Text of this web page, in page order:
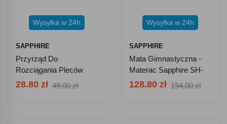
Wysyłka w 24h
SAPPHIRE
Przyrząd Do
Rozciągania Pleców
Sapphire SG-071
28.80 zł 49.00 zł
Wysyłka w 24h
SAPPHIRE
Mata Gimnastyczna -
Materac Sapphire SH-
110 - Brązowa
128.80 zł 194.00 zł